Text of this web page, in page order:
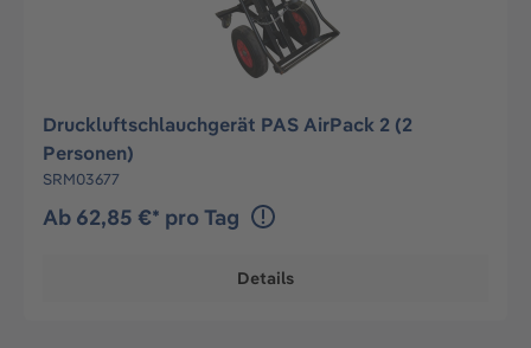
Druckluftschlauchgerät PAS AirPack 2 (2
Personen)
SRM03677
Ab 62,85 €* pro Tag
Details